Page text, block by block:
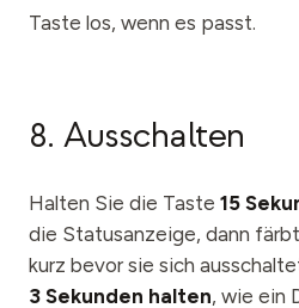
Taste los, wenn es passt.
8. Ausschalten
Halten Sie die Taste 15
die Statusanzeige, dann
kurz bevor sie sich
3 Sekunden halten, wie ein